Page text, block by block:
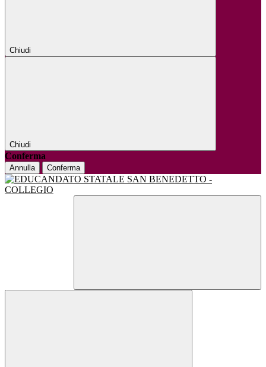
Chiudi
Chiudi
Conferma
Annulla Conferma